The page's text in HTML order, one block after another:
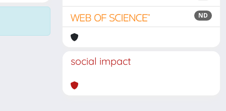
ND
social impact